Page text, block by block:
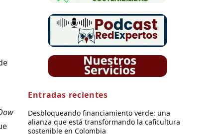
Entradas recientes
Desbloqueando financiamiento verde: una
alianza que está transformando la caficultura
sostenible en Colombia